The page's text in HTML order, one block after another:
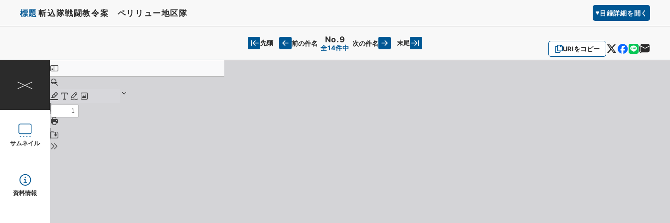
標題 斬込隊戦闘教令案 ペリリュー地区隊 目録詳細を開く
URIをコピー
先頭 前の件名 No.9
全14件中
次の件名 末尾
サムネイル
資料情報